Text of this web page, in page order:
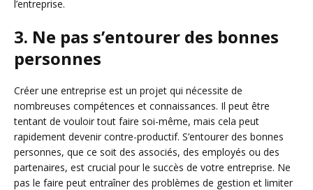
l’entreprise.
3. Ne pas s’entourer des bonnes
personnes
Créer une entreprise est un projet qui nécessite de
nombreuses compétences et connaissances. Il peut être
tentant de vouloir tout faire soi-même, mais cela peut
rapidement devenir contre-productif. S’entourer des bonnes
personnes, que ce soit des associés, des employés ou des
partenaires, est crucial pour le succès de votre entreprise. Ne
pas le faire peut entraîner des problèmes de gestion et limiter